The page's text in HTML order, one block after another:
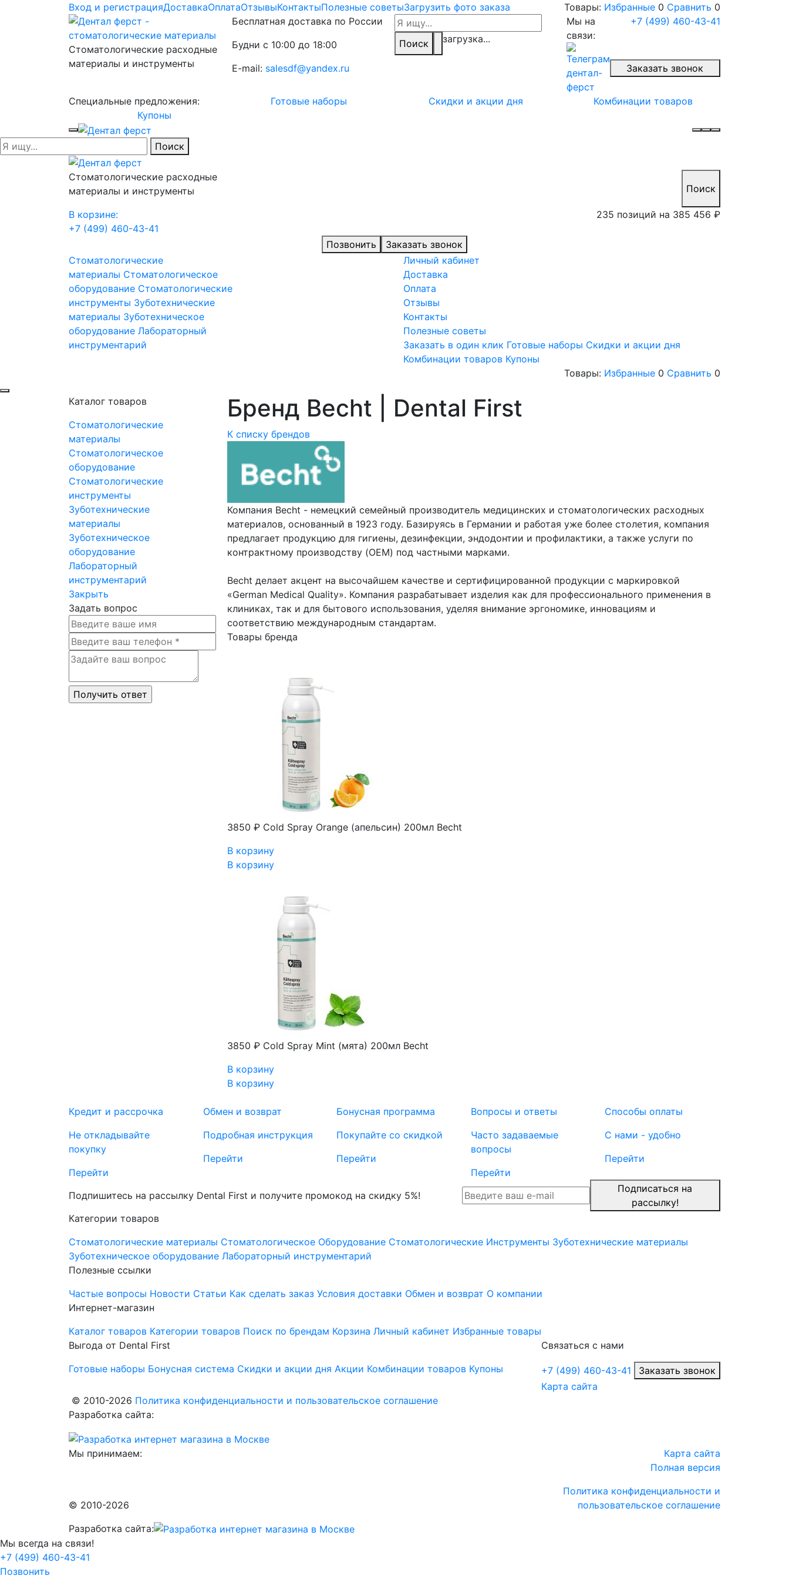
Вход и регистрацияДоставкаОплатаОтзывыКонтактыПолезные советыЗагрузить фото заказа Товары: Избранные 0 Сравнить 0
Стоматологические расходные
материалы и инструменты
Бесплатная доставка по России
Будни с 10:00 до 18:00
E-mail: salesdf@yandex.ru
Поиск загрузка...
Мы на
связи:
+7 (499) 460-43-41
Заказать звонок
Специальные предложения: Готовые наборы Скидки и акции дня
Комбинации товаров
Купоны
Поиск
Стоматологические расходные
материалы и инструменты
Поиск
В корзине: 235 позиций на 385 456 ₽
+7 (499) 460-43-41
Позвонить
Заказать звонок
Стоматологические
материалы Стоматологическое
оборудование Стоматологические
инструменты Зуботехнические
материалы Зуботехническое
оборудование Лабораторный
инструментарий
Личный кабинет
Доставка
Оплата
Отзывы
Контакты
Полезные советы
Заказать в один клик Готовые наборы Скидки и акции дня
Комбинации товаров Купоны
Товары: Избранные 0 Сравнить 0
Каталог товаров
Стоматологические
материалы
Стоматологическое
оборудование
Стоматологические
инструменты
Зуботехнические
материалы
Зуботехническое
оборудование
Лабораторный
инструментарий
Закрыть
Задать вопрос
Бренд Becht | Dental First
К списку брендов
Компания Becht - немецкий семейный производитель медицинских и стоматологических расходных
материалов, основанный в 1923 году. Базируясь в Германии и работая уже более столетия, компания
предлагает продукцию для гигиены, дезинфекции, эндодонтии и профилактики, а также услуги по
контрактному производству (OEM) под частными марками.
Becht делает акцент на высочайшем качестве и сертифицированной продукции с маркировкой
«German Medical Quality». Компания разрабатывает изделия как для профессионального применения в
клиниках, так и для бытового использования, уделяя внимание эргономике, инновациям и
соответствию международным стандартам.
Товары бренда
3850 ₽ Cold Spray Orange (апельсин) 200мл Becht
В корзину
В корзину
3850 ₽ Cold Spray Mint (мята) 200мл Becht
В корзину
В корзину
Кредит и рассрочка
Не откладывайте
покупку
Перейти
Обмен и возврат
Подробная инструкция
Перейти
Бонусная программа
Покупайте со скидкой
Перейти
Вопросы и ответы
Часто задаваемые
вопросы
Перейти
Способы оплаты
С нами - удобно
Перейти
Подпишитесь на рассылку Dental First и получите промокод на скидку 5%!
Подписаться на
рассылку!
Категории товаров
Стоматологические материалы Стоматологическое Оборудование Стоматологические Инструменты Зуботехнические материалы
Зуботехническое оборудование Лабораторный инструментарий
Полезные ссылки
Частые вопросы Новости Статьи Как сделать заказ Условия доставки Обмен и возврат О компании
Интернет-магазин
Каталог товаров Категории товаров Поиск по брендам Корзина Личный кабинет Избранные товары
Выгода от Dental First
Готовые наборы Бонусная система Скидки и акции дня Акции Комбинации товаров Купоны
Связаться с нами
+7 (499) 460-43-41
Заказать звонок
Карта сайта
© 2010-2026 Политика конфиденциальности и пользовательское соглашение
Разработка сайта:
Мы принимаем:
Карта сайта
Полная версия
© 2010-2026
Политика конфиденциальности и
пользовательское соглашение
Разработка сайта:
Мы всегда на связи!
+7 (499) 460-43-41
Позвонить